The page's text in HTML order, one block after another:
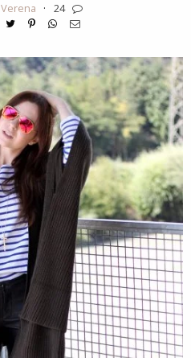
Verena ·
24